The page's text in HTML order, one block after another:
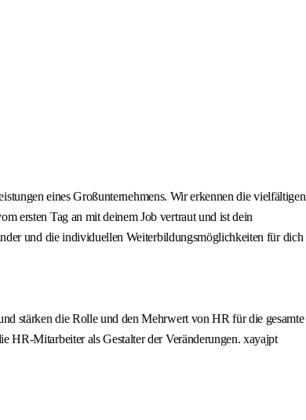
eines Großunternehmens. Wir erkennen die vielfältigen
ersten Tag an mit deinem Job vertraut und ist dein
und die individuellen Weiterbildungsmöglichkeiten für dich
stärken die Rolle und den Mehrwert von HR für die gesamte
HR-Mitarbeiter als Gestalter der Veränderungen. xayajpt